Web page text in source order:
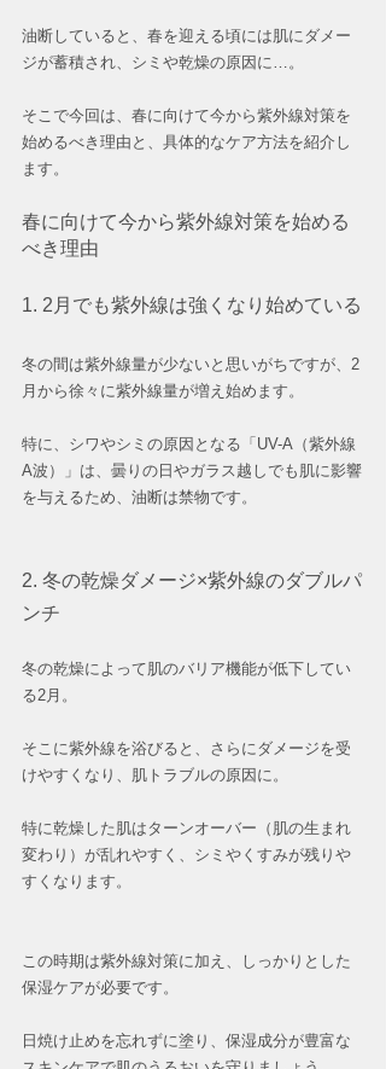
油断していると、春を迎える頃には肌にダメー
ジが蓄積され、シミや乾燥の原因に…。
そこで今回は、春に向けて今から紫外線対策を
始めるべき理由と、具体的なケア方法を紹介し
ます。
春に向けて今から紫外線対策を始める
べき理由
1. 2月でも紫外線は強くなり始めている
冬の間は紫外線量が少ないと思いがちですが、2
月から徐々に紫外線量が増え始めます。
特に、シワやシミの原因となる「UV-A（紫外線
A波）」は、曇りの日やガラス越しでも肌に影響
を与えるため、油断は禁物です。
2. 冬の乾燥ダメージ×紫外線のダブルパ
ンチ
冬の乾燥によって肌のバリア機能が低下してい
る2月。
そこに紫外線を浴びると、さらにダメージを受
けやすくなり、肌トラブルの原因に。
特に乾燥した肌はターンオーバー（肌の生まれ
変わり）が乱れやすく、シミやくすみが残りや
すくなります。
この時期は紫外線対策に加え、しっかりとした
保湿ケアが必要です。
日焼け止めを忘れずに塗り、保湿成分が豊富な